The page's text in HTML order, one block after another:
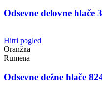
Odsevne delovne hlače
Hitri pogled
Oranžna
Rumena
Odsevne dežne hlače